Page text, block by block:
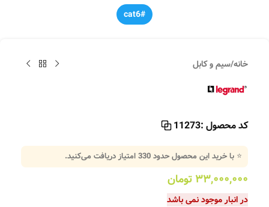
#cat6
خانه/سیم و کابل
کد محصول :11273
⭐ با خرید این محصول حدود330امتیاز دریافت می‌کنید.
۳۳,۰۰۰,۰۰۰ تومان
در انبار موجود نمی باشد